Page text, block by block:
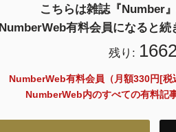
こちらは雑誌『Number
NumberWeb有料会員になると続
残り:
NumberWeb有料会員（月額330円[税
NumberWeb内のすべての有料記